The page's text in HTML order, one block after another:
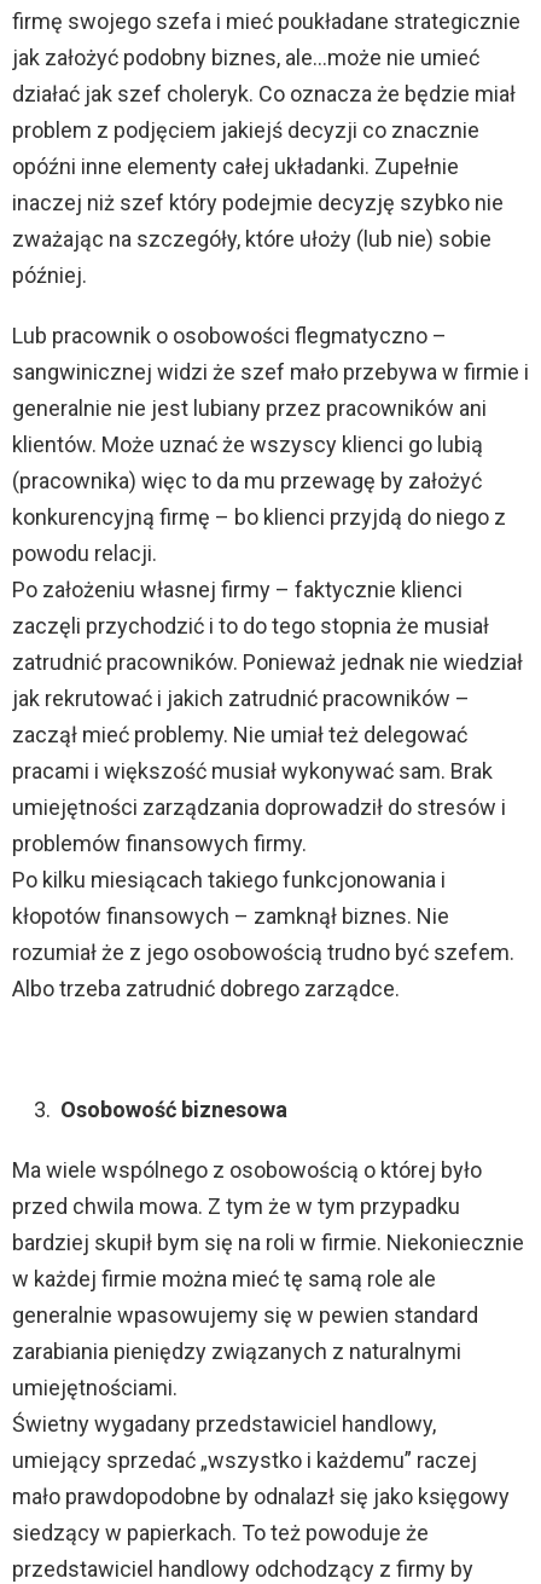
firmę swojego szefa i mieć poukładane strategicznie
jak założyć podobny biznes, ale…może nie umieć
działać jak szef choleryk. Co oznacza że będzie miał
problem z podjęciem jakiejś decyzji co znacznie
opóźni inne elementy całej układanki. Zupełnie
inaczej niż szef który podejmie decyzję szybko nie
zważając na szczegóły, które ułoży (lub nie) sobie
później.
Lub pracownik o osobowości flegmatyczno –
sangwinicznej widzi że szef mało przebywa w firmie i
generalnie nie jest lubiany przez pracowników ani
klientów. Może uznać że wszyscy klienci go lubią
(pracownika) więc to da mu przewagę by założyć
konkurencyjną firmę – bo klienci przyjdą do niego z
powodu relacji.
Po założeniu własnej firmy – faktycznie klienci
zaczęli przychodzić i to do tego stopnia że musiał
zatrudnić pracowników. Ponieważ jednak nie wiedział
jak rekrutować i jakich zatrudnić pracowników –
zaczął mieć problemy. Nie umiał też delegować
pracami i większość musiał wykonywać sam. Brak
umiejętności zarządzania doprowadził do stresów i
problemów finansowych firmy.
Po kilku miesiącach takiego funkcjonowania i
kłopotów finansowych – zamknął biznes. Nie
rozumiał że z jego osobowością trudno być szefem.
Albo trzeba zatrudnić dobrego zarządce.
Osobowość biznesowa
Ma wiele wspólnego z osobowością o której było
przed chwila mowa. Z tym że w tym przypadku
bardziej skupił bym się na roli w firmie. Niekoniecznie
w każdej firmie można mieć tę samą role ale
generalnie wpasowujemy się w pewien standard
zarabiania pieniędzy związanych z naturalnymi
umiejętnościami.
Świetny wygadany przedstawiciel handlowy,
umiejący sprzedać „wszystko i każdemu” raczej
mało prawdopodobne by odnalazł się jako księgowy
siedzący w papierkach. To też powoduje że
przedstawiciel handlowy odchodzący z firmy by